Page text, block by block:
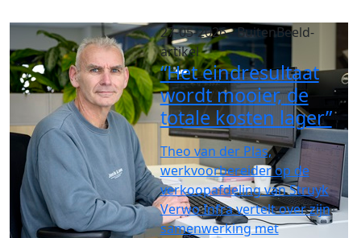
27-05-2026- BuitenBeeld-
artikel
“Het eindresultaat
wordt mooier, de
totale kosten lager”
Theo van der Plas,
werkvoorbereider op de
verkoopafdeling van Struyk
Verwo Infra vertelt over zijn
samenwerking met